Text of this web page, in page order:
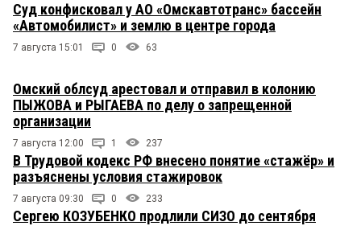
Суд конфисковал у АО «Омскавтотранс» бассейн
«Автомобилист» и землю в центре города
7 августа 15:01 0 63
Омский облсуд арестовал и отправил в колонию
ПЫЖОВА и РЫГАЕВА по делу о запрещенной
организации
7 августа 12:00 1 237
В Трудовой кодекс РФ внесено понятие «стажёр» и
разъяснены условия стажировок
7 августа 09:30 0 233
Сергею КОЗУБЕНКО продлили СИЗО до сентября